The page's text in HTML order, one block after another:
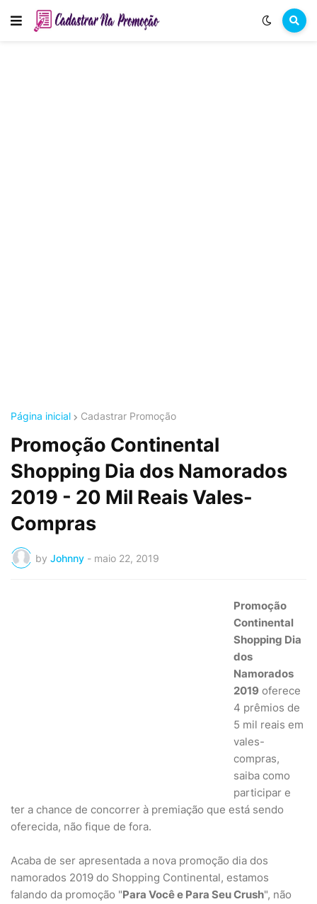
Página inicial Cadastrar Promoção
Promoção Continental
Shopping Dia dos Namorados
2019 - 20 Mil Reais Vales-
Compras
by Johnny - maio 22, 2019
Promoção
Continental
Shopping Dia
dos
Namorados
2019 oferece
4 prêmios de
5 mil reais em
vales-
compras,
saiba como
participar e
ter a chance de concorrer à premiação que está sendo
oferecida, não fique de fora.
Acaba de ser apresentada a nova promoção dia dos
namorados 2019 do Shopping Continental, estamos
falando da promoção "Para Você e Para Seu Crush", não